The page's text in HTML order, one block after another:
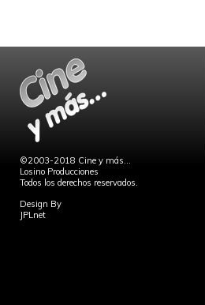
©2003-2018 Cine y más...
Losino Producciones
Todos los derechos reservados.
Design By
JPLnet